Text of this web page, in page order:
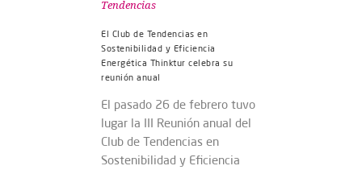
Tendencias
El Club de Tendencias en
Sostenibilidad y Eficiencia
Energética Thinktur celebra su
reunión anual
El pasado 26 de febrero tuvo
lugar la III Reunión anual del
Club de Tendencias en
Sostenibilidad y Eficiencia